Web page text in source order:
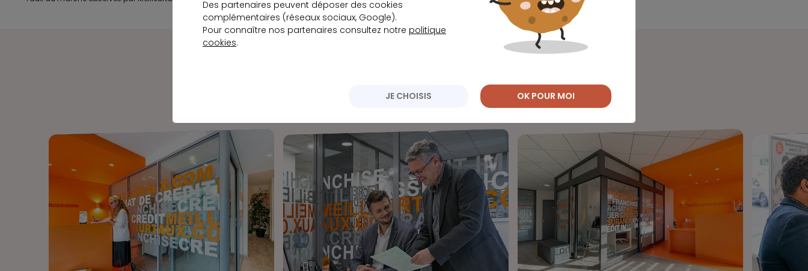
Notre équipe d’experts engagée pour faire de vos projets une réussite.
Des partenaires peuvent déposer des cookies
complémentaires (réseaux sociaux, Google).
Pour connaître nos partenaires consultez notre politique
cookies.
JE CHOISIS OK POUR MOI